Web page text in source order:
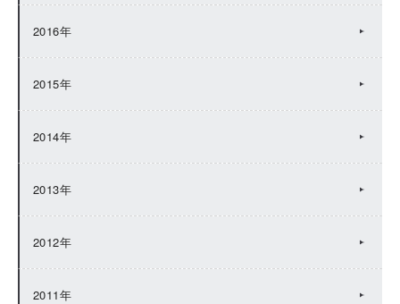
2016年
2015年
2014年
2013年
2012年
2011年